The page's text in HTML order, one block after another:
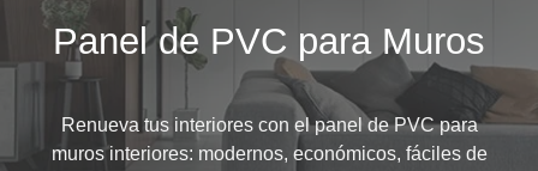
Panel de PVC para Muros
Renueva tus interiores con el panel de PVC para
muros interiores: modernos, económicos, fáciles de